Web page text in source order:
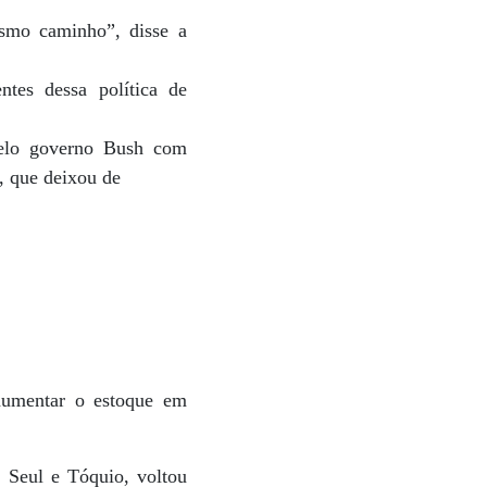
caminho”, disse a
dessa política de
governo Bush com
que deixou de
o estoque em
Seul e Tóquio, voltou